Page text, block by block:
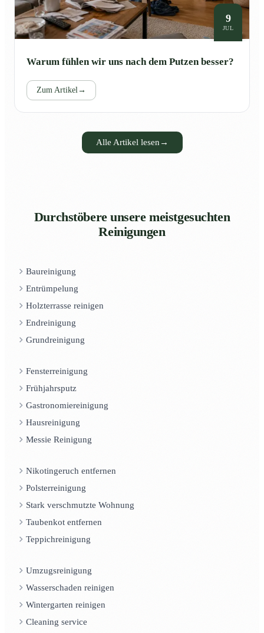
9
JUL
Warum fühlen wir uns nach dem Putzen besser?
Zum Artikel →
Alle Artikel lesen →
Durchstöbere unsere meistgesuchten
Reinigungen
Baureinigung
Entrümpelung
Holzterrasse reinigen
Endreinigung
Grundreinigung
Fensterreinigung
Frühjahrsputz
Gastronomiereinigung
Hausreinigung
Messie Reinigung
Nikotingeruch entfernen
Polsterreinigung
Stark verschmutzte Wohnung
Taubenkot entfernen
Teppichreinigung
Umzugsreinigung
Wasserschaden reinigen
Wintergarten reinigen
Cleaning service